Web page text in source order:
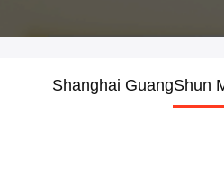
Shanghai GuangShun